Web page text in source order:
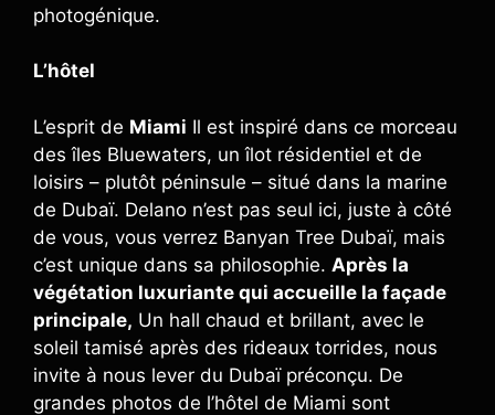
photogénique.
L’hôtel
L’esprit de Miami Il est inspiré dans ce morceau
des îles Bluewaters, un îlot résidentiel et de
loisirs – plutôt péninsule – situé dans la marine
de Dubaï. Delano n’est pas seul ici, juste à côté
de vous, vous verrez Banyan Tree Dubaï, mais
c’est unique dans sa philosophie. Après la
végétation luxuriante qui accueille la façade
principale, Un hall chaud et brillant, avec le
soleil tamisé après des rideaux torrides, nous
invite à nous lever du Dubaï préconçu. De
grandes photos de l’hôtel de Miami sont